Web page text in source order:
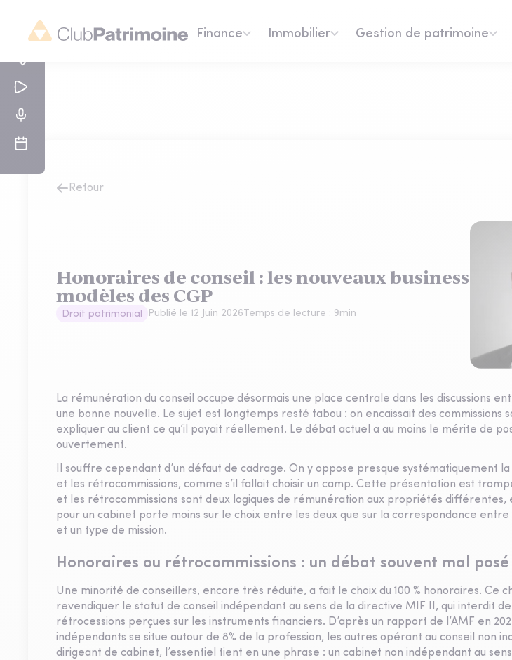
Finance Immobilier Gestion de patrimoine
Retour
Honoraires de conseil : les nouveaux business
modèles des CGP
Droit patrimonial Publié le 12 Juin 2026Temps de lecture : 9min
La rémunération du conseil occupe désormais une place centrale dans les discussions
une bonne nouvelle. Le sujet est longtemps resté tabou : on encaissait des commissions
expliquer au client ce qu’il payait réellement. Le débat actuel a au moins le mérite de
ouvertement.
Il souffre cependant d’un défaut de cadrage. On y oppose presque systématiquement
et les rétrocommissions, comme s’il fallait choisir un camp. Cette présentation est
et les rétrocommissions sont deux logiques de rémunération aux propriétés différentes,
pour un cabinet porte moins sur le choix entre les deux que sur la correspondance
et un type de mission.
Honoraires ou rétrocommissions : un débat souvent mal posé
Une minorité de conseillers, encore très réduite, a fait le choix du 100 % honoraires. Ce
revendiquer le statut de conseil indépendant au sens de la directive MIF II, qui interdit
rétrocessions perçues sur les instruments financiers. D’après un rapport de l’AMF en
indépendants se situe autour de 8% de la profession, les autres opérant au conseil non
dirigeant de cabinet, l’essentiel tient en une phrase : un cabinet non indépendant au